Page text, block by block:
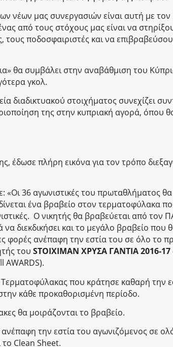
νέων μας συνεργασιών είναι αυτή με
από τους στόχους μας είναι να
ποδοσφαιριστές και να
θα συμβάλει στην αναβάθμιση του
γκολ.
διαδικτυακού στοιχήματος συνεχίζει
της στην κυπριακή αγορά, όπου
έδωσε πλήρη εικόνα για τον τρόπο
36 αγωνιστικές του πρωταθλήματος
ένα βραβείο στον τερματοφύλακα
Ο νικητής θα βραβεύεται από τον
διεκδικήσει και το μεγάλο βραβείο που
φορές ανέπαφη την εστία του σε όλο το
του STOIXIMAN ΧΡΥΣΑ ΓΑΝΤΙΑ 2016-17
AWARDS).
που κράτησε καθαρή την
κάθε προκαθορισμένη περίοδο.
θα μοιράζονται το βραβείο.
την εστία του αγωνιζόμενος σε
το Clean Sheet.